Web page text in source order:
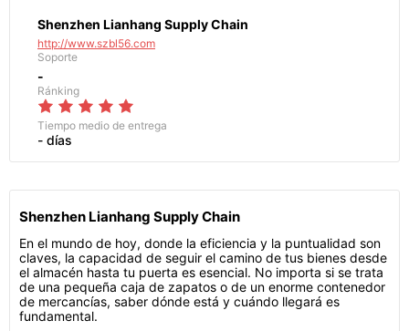
Shenzhen Lianhang Supply Chain
http://www.szbl56.com
Soporte
-
Ránking
Tiempo medio de entrega
- días
Shenzhen Lianhang Supply Chain
En el mundo de hoy, donde la eficiencia y la puntualidad son
claves, la capacidad de seguir el camino de tus bienes desde
el almacén hasta tu puerta es esencial. No importa si se trata
de una pequeña caja de zapatos o de un enorme contenedor
de mercancías, saber dónde está y cuándo llegará es
fundamental.